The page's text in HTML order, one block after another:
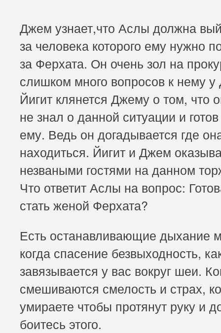
Джем узнает,что Аслы должна
за человека которого ему нужно
за Ферхата. Он очень зол на
слишком много вопросов к нему
Йигит клянется Джему о том, что
не знал о данной ситуации и
ему. Ведь он догадывается где
находиться. Йигит и Джем
незваными гостями на данном
Что ответит Аслы на вопрос:
стать женой Ферхата?
Есть останавливающие дыхание
когда спасение безвыходность,
завязывается у вас вокруг шеи.
смешиваются смелость и страх,
умираете чтобы протянут руку и
боитесь этого.